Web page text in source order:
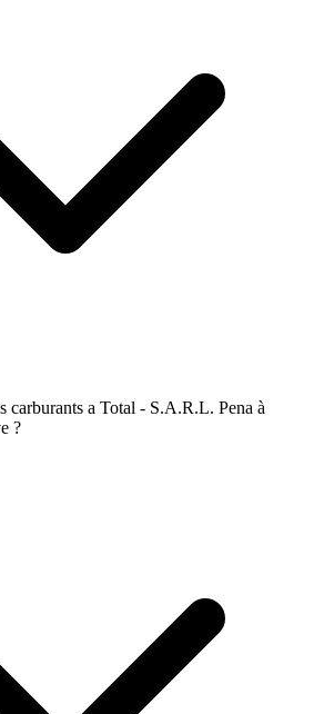
carburants a Total - S.A.R.L. Pena à
?